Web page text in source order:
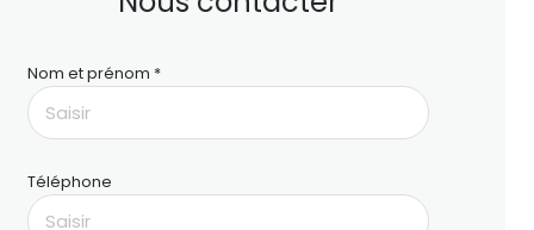
Nom et prénom *
Téléphone